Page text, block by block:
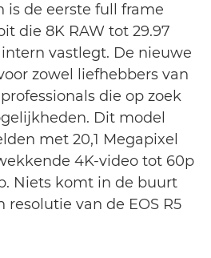
is de eerste full frame
die 8K RAW tot 29.97
vastlegt. De nieuwe
zowel liefhebbers van
die op zoek
Dit model
met 20,1 Megapixel
4K-video tot 60p
Niets komt in de buurt
resolutie van de EOS R5